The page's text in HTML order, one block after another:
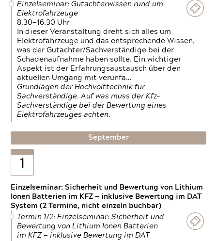
Einzelseminar: Gutachterwissen rund um
Elektrofahrzeuge
8.30—16.30 Uhr
In dieser Veranstaltung dreht sich alles um
Elektrofahrzeuge und das entsprechende Wissen,
was der Gutachter/Sachverständige bei der
Schadenaufnahme haben sollte. Ein wichtiger
Aspekt ist der Erfahrungsaustausch über den
aktuellen Umgang mit verunfa…
Grundlagen der Hochvolttechnik für
Sachverständige. Auf was muss der Kfz-
Sachverständige bei der Bewertung eines
Elektrofahrzeuges achten.
September
1
Einzelseminar: Sicherheit und Bewertung von Lithium
Ionen Batterien im KFZ — inklusive Bewertung im DAT
System (2 Termine, nicht einzeln buchbar)
Termin 1/2: Einzelseminar: Sicherheit und
Bewertung von Lithium Ionen Batterien
im KFZ — inklusive Bewertung im DAT